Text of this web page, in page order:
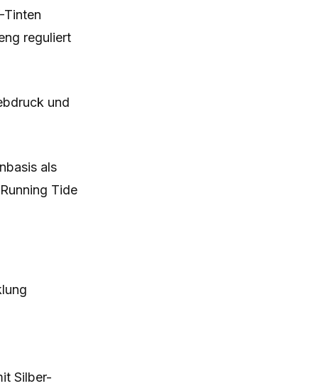
Tinten
reguliert
und
als
Tide
Silber-